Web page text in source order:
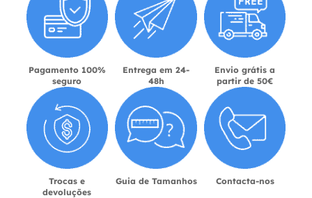
Pagamento 100%
seguro
Entrega em 24-
48h
Envio grátis a
partir de 50€
Trocas e
devoluções
Guia de Tamanhos Contacta-nos